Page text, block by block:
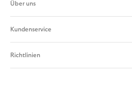
Über uns
Kundenservice
Richtlinien